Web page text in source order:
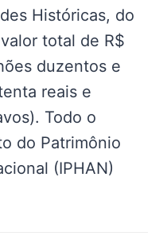
Históricas, do
total de R$
duzentos e
reais e
Todo o
do Patrimônio
(IPHAN)